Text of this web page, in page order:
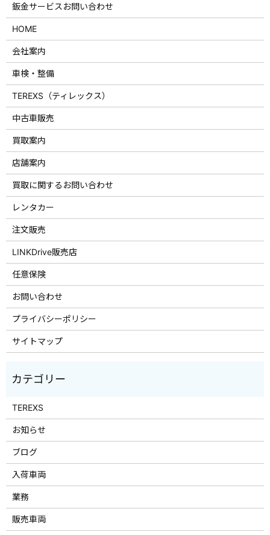
鈑金サービスお問い合わせ
HOME
会社案内
車検・整備
TEREXS（ティレックス）
中古車販売
買取案内
店舗案内
買取に関するお問い合わせ
レンタカー
注文販売
LINKDrive販売店
任意保険
お問い合わせ
プライバシーポリシー
サイトマップ
TEREXS
お知らせ
ブログ
入荷車両
業務
販売車両